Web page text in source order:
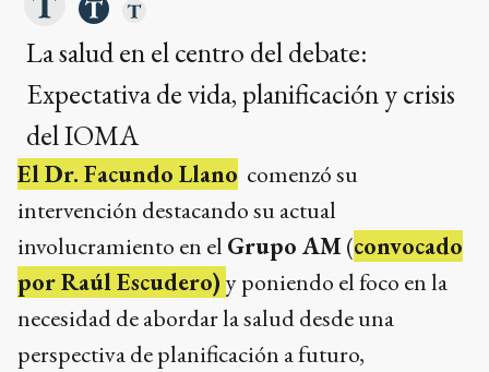
La salud en el centro del debate:
Expectativa de vida, planificación y crisis
del IOMA
El Dr. Facundo Llano comenzó su
intervención destacando su actual
involucramiento en el Grupo AM(convocado
por Raúl Escudero) y poniendo el foco en la
necesidad de abordar la salud desde una
perspectiva de planificación a futuro,